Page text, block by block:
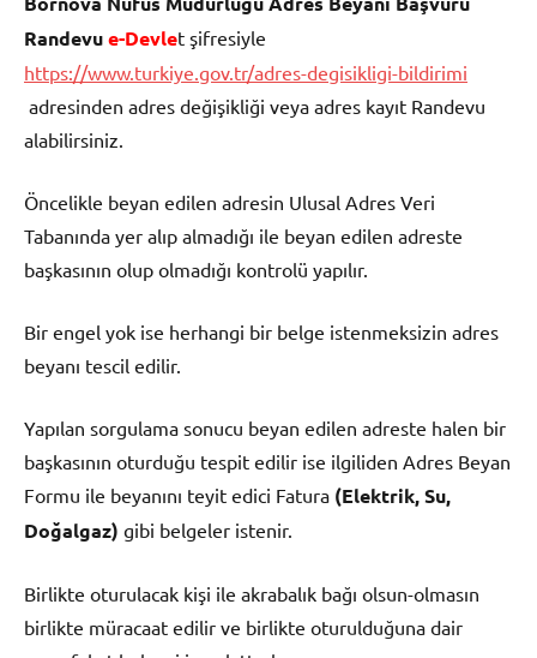
Randevue-Devlet şifresiyle
https://www.turkiye.gov.tr/adres-degisikligi-bildirimi
adresinden adres değişikliği veya adres kayıt Randevu
alabilirsiniz.
Öncelikle beyan edilen adresin Ulusal Adres Veri
Tabanında yer alıp almadığı ile beyan edilen adreste
başkasının olup olmadığı kontrolü yapılır.
Bir engel yok ise herhangi bir belge istenmeksizin adres
beyanı tescil edilir.
Yapılan sorgulama sonucu beyan edilen adreste halen bir
başkasının oturduğu tespit edilir ise ilgiliden Adres Beyan
Formu ile beyanını teyit edici Fatura (Elektrik, Su,
Doğalgaz) gibi belgeler istenir.
Birlikte oturulacak kişi ile akrabalık bağı olsun-olmasın
birlikte müracaat edilir ve birlikte oturulduğuna dair